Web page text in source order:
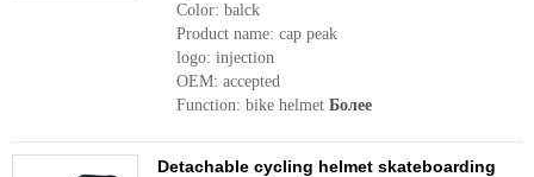
Color: balck
Product name: cap peak
logo: injection
OEM: accepted
Function: bike helmet Более
Detachable cycling helmet skateboarding